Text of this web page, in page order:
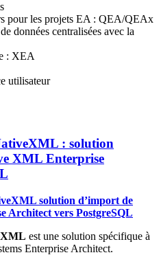
pour les projets EA : QEA/QEAx
données centralisées avec la
: XEA
utilisateur
: solution
XML Enterprise
est une solution spécifique à
Enterprise Architect.